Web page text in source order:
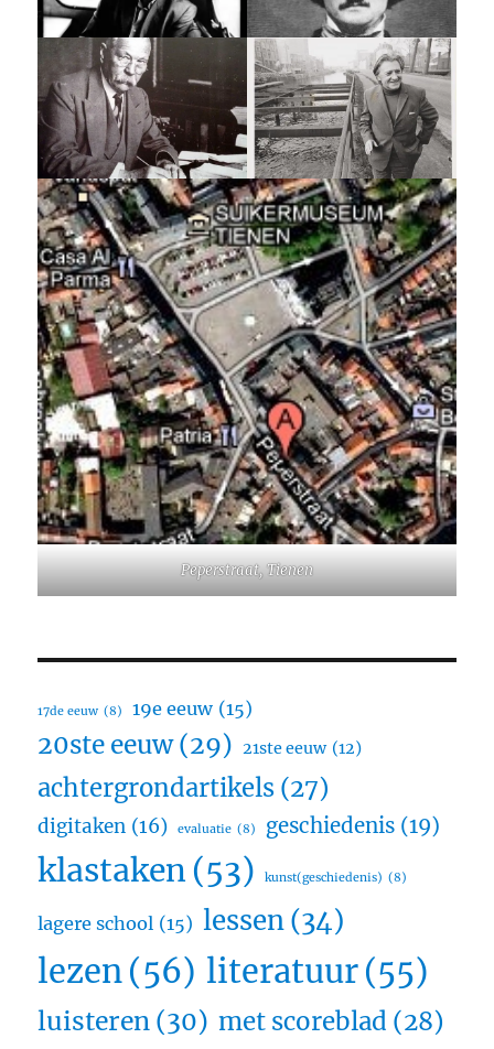
Peperstraat, Tienen
17de eeuw (8) 19e eeuw (15)
20ste eeuw(29) 21ste eeuw (12)
achtergrondartikels (27)
digitaken (16) evaluatie (8) geschiedenis (19)
klastaken(53) kunst(geschiedenis) (8)
lagere school (15) lessen(34)
lezen(56) literatuur(55)
luisteren (30) met scoreblad (28)